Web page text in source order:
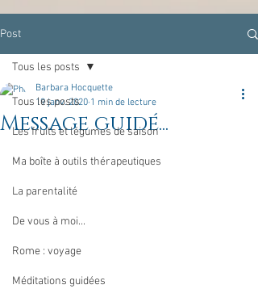
Post
Tous les posts
Les fruits et légumes de saison
Ma boîte à outils thérapeutiques
La parentalité
De vous à moi...
Rome : voyage
Méditations guidées
Tous les posts
Message guidé...
Barbara Hocquette
19 janv. 2020 1 min de lecture